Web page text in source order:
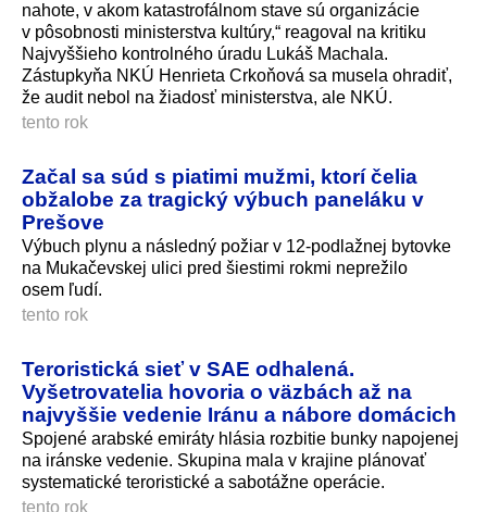
nahote, v akom katastrofálnom stave sú organizácie
v pôsobnosti ministerstva kultúry,“ reagoval na kritiku
Najvyššieho kontrolného úradu Lukáš Machala.
Zástupkyňa NKÚ Henrieta Crkoňová sa musela ohradiť,
že audit nebol na žiadosť ministerstva, ale NKÚ.
tento rok
Začal sa súd s piatimi mužmi, ktorí čelia
obžalobe za tragický výbuch paneláku v
Prešove
Výbuch plynu a následný požiar v 12-podlažnej bytovke
na Mukačevskej ulici pred šiestimi rokmi neprežilo
osem ľudí.
tento rok
Teroristická sieť v SAE odhalená.
Vyšetrovatelia hovoria o väzbách až na
najvyššie vedenie Iránu a nábore domácich
Spojené arabské emiráty hlásia rozbitie bunky napojenej
na iránske vedenie. Skupina mala v krajine plánovať
systematické teroristické a sabotážne operácie.
tento rok